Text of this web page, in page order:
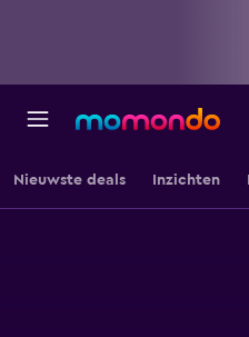
Nieuwste deals Inzichten